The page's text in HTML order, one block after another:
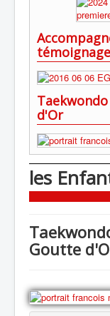
d'Or
les
Goutte